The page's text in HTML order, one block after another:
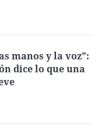
manos y la voz”:
dice lo que una